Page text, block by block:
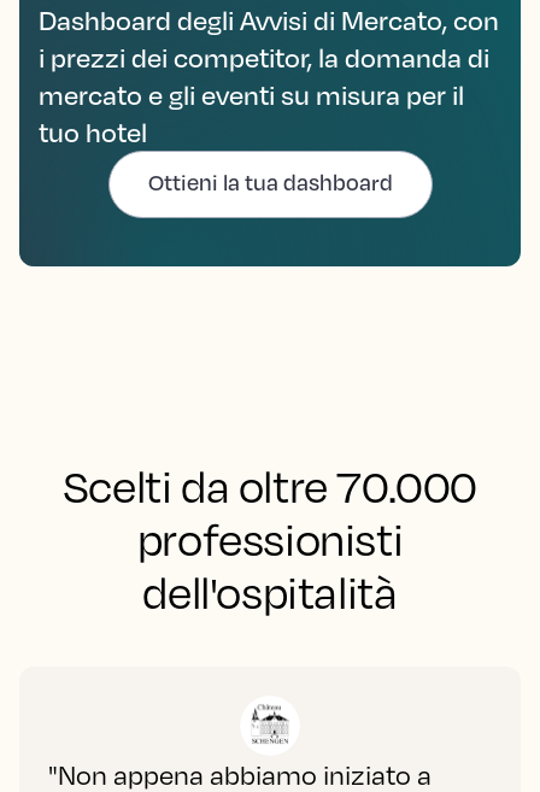
Dashboard degli Avvisi di Mercato, con
i prezzi dei competitor, la domanda di
mercato e gli eventi su misura per il
tuo hotel
Ottieni la tua dashboard
Scelti da oltre 70.000
professionisti
dell'ospitalità
"Non appena abbiamo iniziato a